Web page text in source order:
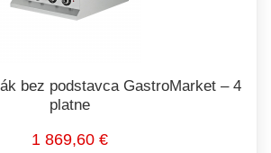
bez podstavca GastroMarket – 4
platne
1 869,60 €